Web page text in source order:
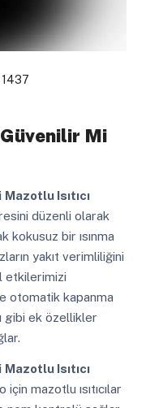
1437
Güvenilir Mi
Mazotlu Isıtıcı
düzenli olarak
kokusuz bir ısınma
yakıt verimliliğini
etkilerimizi
otomatik kapanma
gibi ek özellikler
Mazotlu Isıtıcı
için mazotlu ısıtıcılar